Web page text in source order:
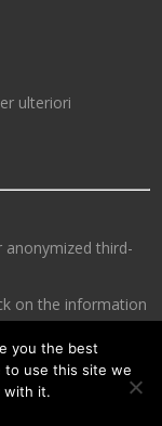
ulteriori
anonymized third-
on the information
you the best
to use this site we
with it.